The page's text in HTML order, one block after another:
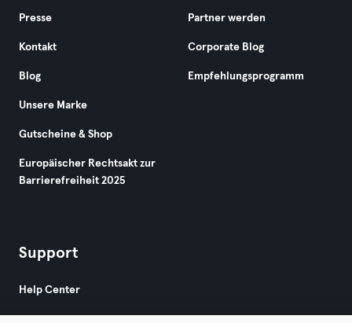
Presse
Kontakt
Blog
Unsere Marke
Gutscheine & Shop
Europäischer Rechtsakt zur
Barrierefreiheit 2025
Partner werden
Corporate Blog
Empfehlungsprogramm
Support
Help Center